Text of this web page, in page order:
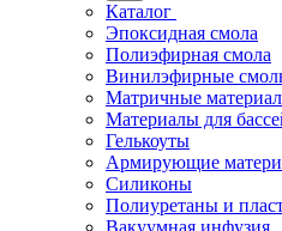
Каталог
Эпоксидная смола
Полиэфирная смола
Винилэфирные
Матричные
Материалы для
Гелькоуты
Армирующие
Силиконы
Полиуретаны и
Вакуумная инфузия